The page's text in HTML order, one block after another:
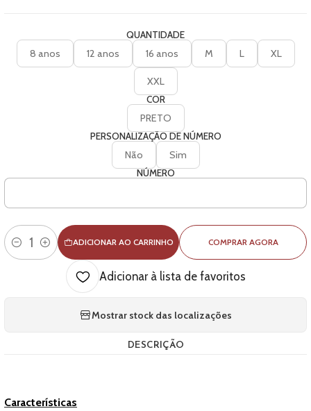
QUANTIDADE
8 anos 12 anos 16 anos M L XL
XXL
COR
PRETO
PERSONALIZAÇÃO DE NÚMERO
Não Sim
NÚMERO
Quantidade
ADICIONAR AO CARRINHO COMPRAR AGORA
Adicionar à lista de favoritos
Mostrar stock das localizações
DESCRIÇÃO
Características